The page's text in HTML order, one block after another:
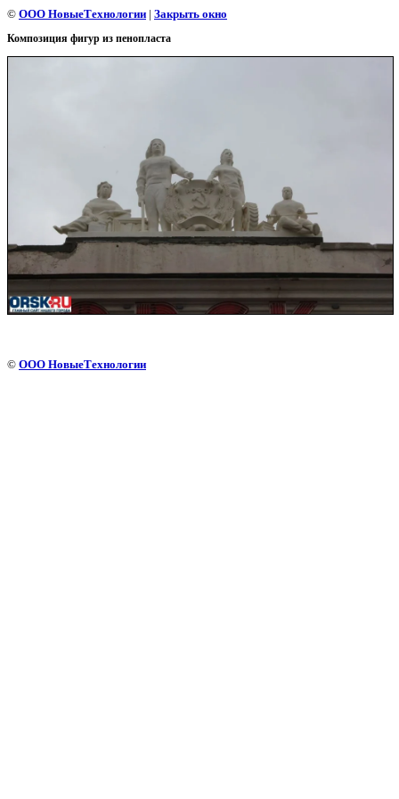
© ООО НовыеТехнологии | Закрыть окно
Композиция фигур из пенопласта
© ООО НовыеТехнологии